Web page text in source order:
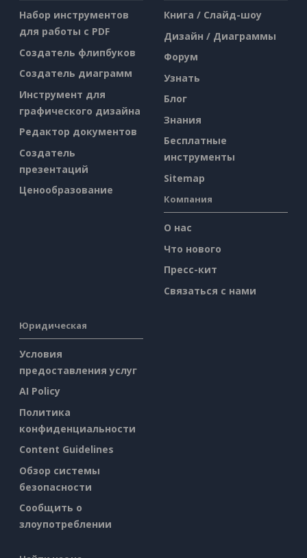
Набор инструментов
для работы с PDF
Создатель флипбуков
Создатель диаграмм
Инструмент для
графического дизайна
Редактор документов
Создатель
презентаций
Ценообразование
Книга / Слайд-шоу
Дизайн / Диаграммы
Форум
Узнать
Блог
Знания
Бесплатные
инструменты
Sitemap
Компания
О нас
Что нового
Пресс-кит
Связаться с нами
Юридическая
Условия
предоставления услуг
AI Policy
Политика
конфиденциальности
Content Guidelines
Обзор системы
безопасности
Сообщить о
злоупотреблении